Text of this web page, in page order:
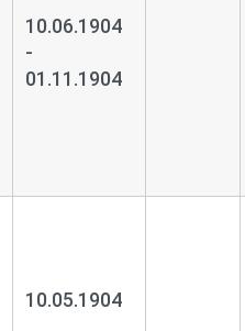
10.06.1904
-
01.11.1904
10.05.1904